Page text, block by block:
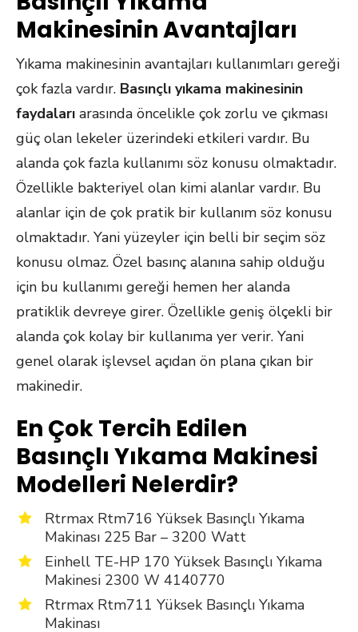
Makinesinin Avantajları
Yıkama makinesinin avantajları kullanımları gereği
çok fazla vardır. Basınçlı yıkama makinesinin
faydaları arasında öncelikle çok zorlu ve çıkması
güç olan lekeler üzerindeki etkileri vardır. Bu
alanda çok fazla kullanımı söz konusu olmaktadır.
Özellikle bakteriyel olan kimi alanlar vardır. Bu
alanlar için de çok pratik bir kullanım söz konusu
olmaktadır. Yani yüzeyler için belli bir seçim söz
konusu olmaz. Özel basınç alanına sahip olduğu
için bu kullanımı gereği hemen her alanda
pratiklik devreye girer. Özellikle geniş ölçekli bir
alanda çok kolay bir kullanıma yer verir. Yani
genel olarak işlevsel açıdan ön plana çıkan bir
makinedir.
En Çok Tercih Edilen
Basınçlı Yıkama Makinesi
Modelleri Nelerdir?
Rtrmax Rtm716 Yüksek Basınçlı Yıkama
Makinası 225 Bar – 3200 Watt
Einhell TE-HP 170 Yüksek Basınçlı Yıkama
Makinesi 2300 W 4140770
Rtrmax Rtm711 Yüksek Basınçlı Yıkama
Makinası